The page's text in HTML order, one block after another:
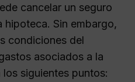
cancelar un seguro
hipoteca. Sin embargo,
condiciones del
asociados a la
siguientes puntos: